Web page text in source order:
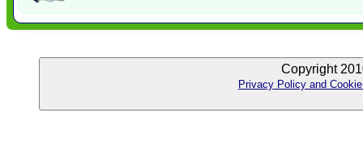
Copyright
Privacy Policy and